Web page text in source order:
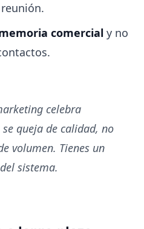
comercial y no
celebra
queja de calidad, no
volumen. Tienes un
sistema.